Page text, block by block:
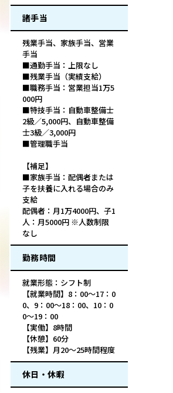
諸手当
残業手当、家族手当、営業
手当
■通勤手当：上限なし
■残業手当（実績支給）
■職務手当：営業担当1万5
000円
■特技手当：自動車整備士
2級／5,000円、自動車整備
士3級／3,000円
■管理職手当
【補足】
■家族手当：配偶者または
子を扶養に入れる場合のみ
支給
配偶者：月1万4000円、子1
人：月5000円 ※人数制限
なし
勤務時間
就業形態：シフト制
【就業時間】8：00～17：0
0、9：00～18：00、10：0
0～19：00
【実働】8時間
【休憩】60分
【残業】月20～25時間程度
休日・休暇